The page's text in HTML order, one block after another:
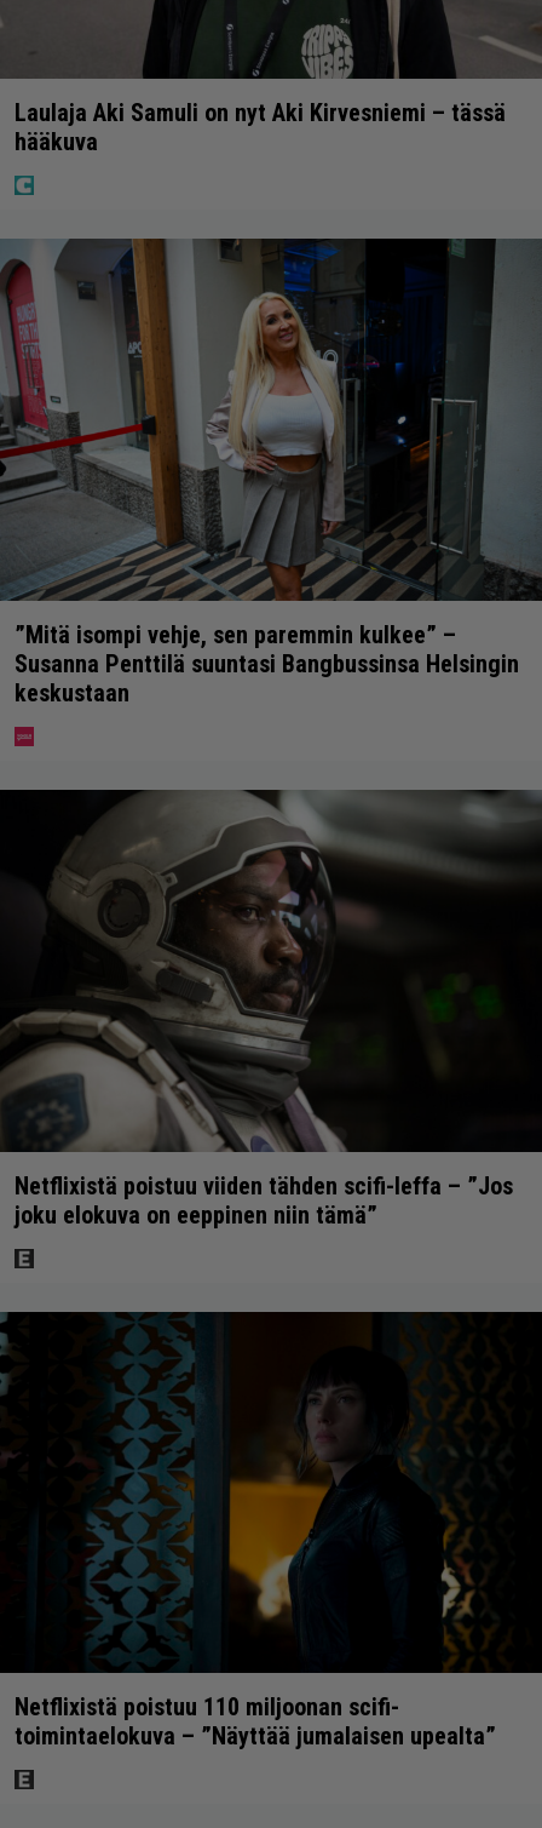
Laulaja Aki Samuli on nyt Aki Kirvesniemi – tässä
hääkuva
”Mitä isompi vehje, sen paremmin kulkee” –
Susanna Penttilä suuntasi Bangbussinsa Helsingin
keskustaan
Netflixistä poistuu viiden tähden scifi-leffa – ”Jos
joku elokuva on eeppinen niin tämä”
Netflixistä poistuu 110 miljoonan scifi-
toimintaelokuva – ”Näyttää jumalaisen upealta”